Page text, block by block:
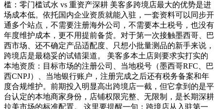
槛：零门槛试水 vs 重资产深耕 美客多跨境店最大的优势是进
场成本低。依托国内企业资质就能入驻，一套资料可以同步开
通多个站点，不需要注册海外公司，不需要本土税号，也没有
年度维护成本，更不用提前备货。对于第一次接触墨西哥、巴
西市场、还不确定产品适配度、只想小批量测品的新手来说，
跨境店是最稳妥的试错渠道。 美客多本土店则要求实打实的
本地资质：目标市场的注册公司、当地税号（墨西哥RFC、巴
西CNPJ）、当地银行账户，注册完成之后还有税务备案和年
度合规维护。前期投入明显高出跨境店一截，但它拿到的是平
台认定的本地商家身份，店铺权限完整、无限制，是长期深耕
拉美市场的标准配置。 这里要提醒一句：跨境店从入驻第一